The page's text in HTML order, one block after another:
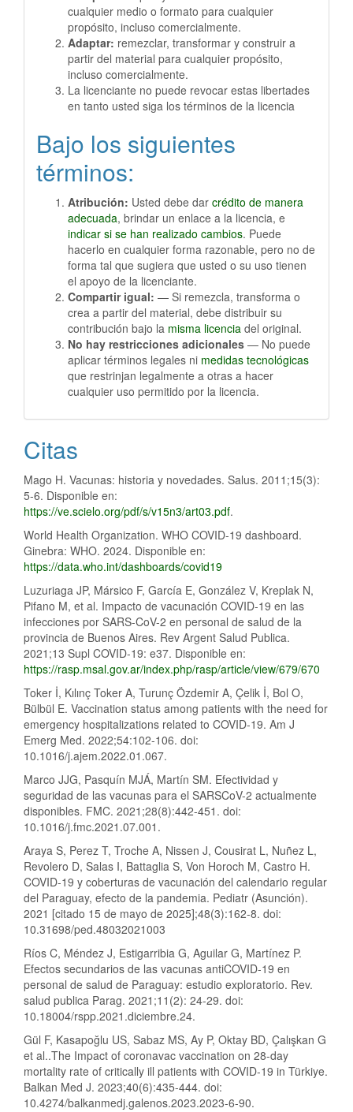
cualquier medio o formato para cualquier
propósito, incluso comercialmente.
Adaptar: remezclar, transformar y construir a
partir del material para cualquier propósito,
incluso comercialmente.
La licenciante no puede revocar estas libertades
en tanto usted siga los términos de la licencia
Bajo los siguientes
términos:
Atribución: Usted debe dar crédito de manera
adecuada, brindar un enlace a la licencia, e
indicar si se han realizado cambios. Puede
hacerlo en cualquier forma razonable, pero no de
forma tal que sugiera que usted o su uso tienen
el apoyo de la licenciante.
Compartir igual: — Si remezcla, transforma o
crea a partir del material, debe distribuir su
contribución bajo la misma licencia del original.
No hay restricciones adicionales — No puede
aplicar términos legales ni medidas tecnológicas
que restrinjan legalmente a otras a hacer
cualquier uso permitido por la licencia.
Citas
Mago H. Vacunas: historia y novedades. Salus. 2011;15(3):
5-6. Disponible en:
https://ve.scielo.org/pdf/s/v15n3/art03.pdf.
World Health Organization. WHO COVID-19 dashboard.
Ginebra: WHO. 2024. Disponible en:
https://data.who.int/dashboards/covid19
Luzuriaga JP, Mársico F, García E, González V, Kreplak N,
Pifano M, et al. Impacto de vacunación COVID-19 en las
infecciones por SARS-CoV-2 en personal de salud de la
provincia de Buenos Aires. Rev Argent Salud Publica.
2021;13 Supl COVID-19: e37. Disponible en:
https://rasp.msal.gov.ar/index.php/rasp/article/view/679/670
Toker İ, Kılınç Toker A, Turunç Özdemir A, Çelik İ, Bol O,
Bülbül E. Vaccination status among patients with the need for
emergency hospitalizations related to COVID-19. Am J
Emerg Med. 2022;54:102-106. doi:
10.1016/j.ajem.2022.01.067.
Marco JJG, Pasquín MJÁ, Martín SM. Efectividad y
seguridad de las vacunas para el SARSCoV-2 actualmente
disponibles. FMC. 2021;28(8):442-451. doi:
10.1016/j.fmc.2021.07.001.
Araya S, Perez T, Troche A, Nissen J, Cousirat L, Nuñez L,
Revolero D, Salas I, Battaglia S, Von Horoch M, Castro H.
COVID-19 y coberturas de vacunación del calendario regular
del Paraguay, efecto de la pandemia. Pediatr (Asunción).
2021 [citado 15 de mayo de 2025];48(3):162-8. doi:
10.31698/ped.48032021003
Ríos C, Méndez J, Estigarribia G, Aguilar G, Martínez P.
Efectos secundarios de las vacunas antiCOVID-19 en
personal de salud de Paraguay: estudio exploratorio. Rev.
salud publica Parag. 2021;11(2): 24-29. doi:
10.18004/rspp.2021.diciembre.24.
Gül F, Kasapoğlu US, Sabaz MS, Ay P, Oktay BD, Çalışkan G
et al..The Impact of coronavac vaccination on 28-day
mortality rate of critically ill patients with COVID-19 in Türkiye.
Balkan Med J. 2023;40(6):435-444. doi:
10.4274/balkanmedj.galenos.2023.2023-6-90.